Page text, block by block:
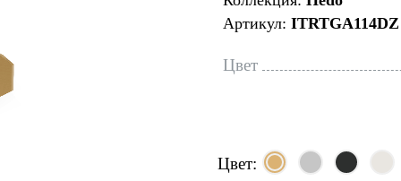
Артикул: ITRTGA114DZ
Цвет
Цвет: